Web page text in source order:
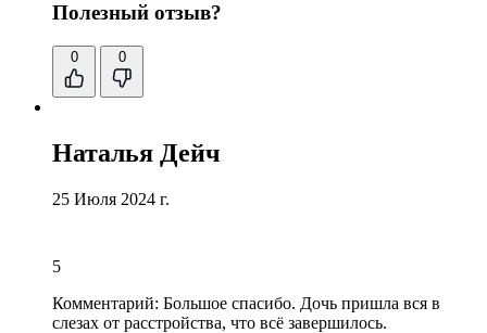
Полезный отзыв?
0 0
Наталья Дейч
25 Июля 2024 г.
5
Комментарий: Большое спасибо. Дочь пришла вся в
слезах от расстройства, что всё завершилось.